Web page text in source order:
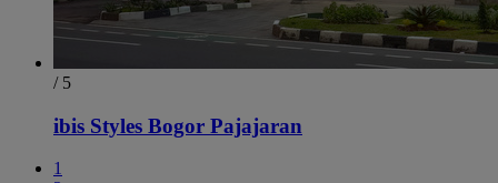
/ 5
ibis Styles Bogor Pajajaran
1